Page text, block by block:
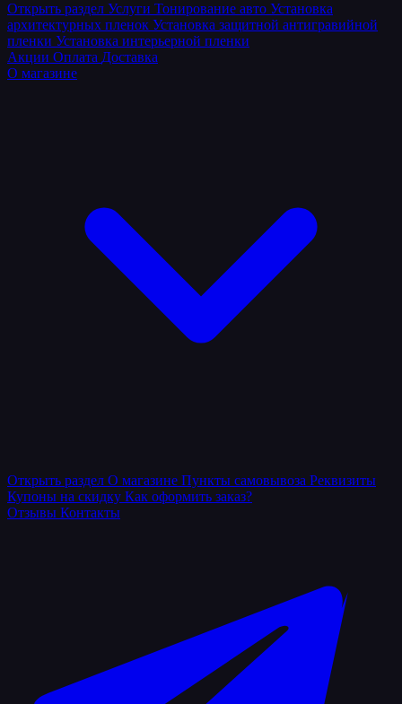
Открыть раздел Услуги Тонирование авто Установка
архитектурных пленок Установка защитной антигравийной
пленки Установка интерьерной пленки
Акции Оплата Доставка
О магазине
Открыть раздел О магазине Пункты самовывоза Реквизиты
Купоны на скидку Как оформить заказ?
Отзывы Контакты